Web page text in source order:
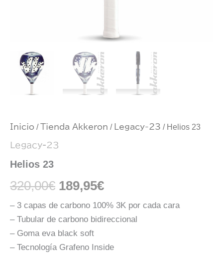
Inicio /Tienda Akkeron / Legacy-23 / Helios 23
Legacy-23
Helios 23
320,00€ 189,95€
– 3 capas de carbono 100% 3K por cada cara
– Tubular de carbono bidireccional
– Goma eva black soft
– Tecnología Grafeno Inside